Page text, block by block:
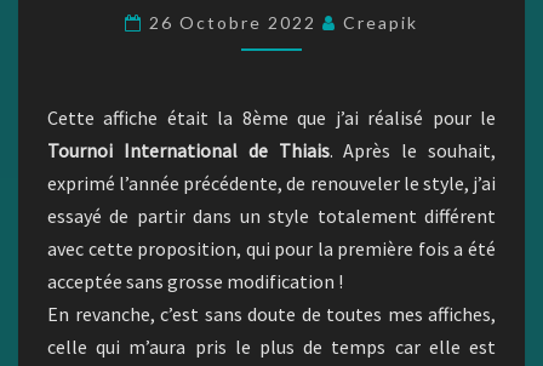
THIAIS
26 Octobre 2022 Creapik
Cette affiche était la 8ème que j’ai réalisé pour le
Tournoi International de Thiais. Après le souhait,
exprimé l’année précédente, de renouveler le style, j’ai
essayé de partir dans un style totalement différent
avec cette proposition, qui pour la première fois a été
acceptée sans grosse modification !
En revanche, c’est sans doute de toutes mes affiches,
celle qui m’aura pris le plus de temps car elle est